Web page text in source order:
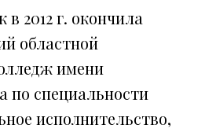
2012 г. окончила
областной
имени
по специальности
исполнительство,